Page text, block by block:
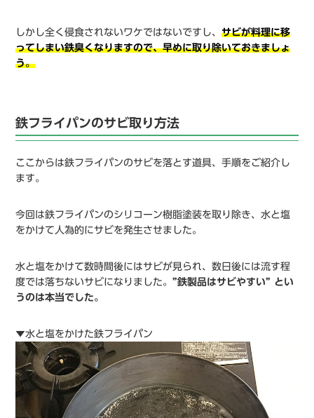
しかし全く侵食されないワケではないですし、サビが料理に移
ってしまい鉄臭くなりますので、早めに取り除いておきましょ
う。
鉄フライパンのサビ取り方法
ここからは鉄フライパンのサビを落とす道具、手順をご紹介し
ます。
今回は鉄フライパンのシリコーン樹脂塗装を取り除き、水と塩
をかけて人為的にサビを発生させました。
水と塩をかけて数時間後にはサビが見られ、数日後には流す程
度では落ちないサビになりました。”鉄製品はサビやすい” とい
うのは本当でした。
▼水と塩をかけた鉄フライパン